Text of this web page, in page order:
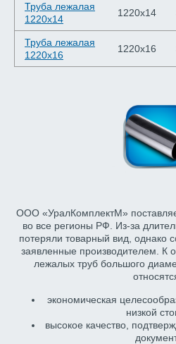
Труба лежалая
1220х14
1220х14
Труба лежалая
1220х16
1220х16
ООО «УралКомплектМ»
во все регионы РФ. Из-за
потеряли товарный вид, однако
заявленные производителем. К
лежалых труб большого
экономическая
низкой
высокое качество,